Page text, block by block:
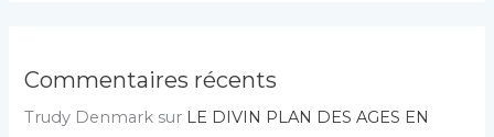
Commentaires récents
Trudy Denmark sur LE DIVIN PLAN DES AGES EN